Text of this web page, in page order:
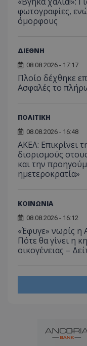
φωτογραφίες,
όμορφους
ΔΙΕΘΝΗ
08.08.2026 - 17:17
Πλοίο δέχθηκε
Ασφαλές το
ΠΟΛΙΤΙΚΗ
08.08.2026 - 16:48
ΑΚΕΛ: Επικρίνει
διορισμούς
και την
ημετεροκρατία»
ΚΟΙΝΩΝΙΑ
08.08.2026 - 16:12
«Έφυγε» νωρίς η
Πότε θα γίνει η
οικογένειας –